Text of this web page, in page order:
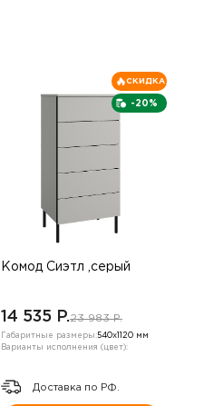
-20%
СКИДКА
Комод Сиэтл ,серый
14 535 P.23 983 P.
Габаритные размеры:540х1120 мм
Варианты исполнения (цвет):
Доставка по РФ.